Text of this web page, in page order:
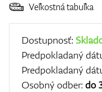
Veľkostná tabuľka
Dostupnosť:
Predpokladaný
Predpokladaný
Osobný odber:do